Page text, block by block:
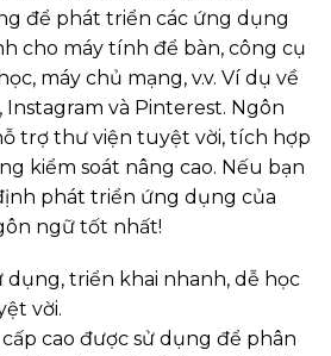
để phát triển các ứng dụng
cho máy tính để bàn, công cụ
máy chủ mạng, v.v. Ví dụ về
và Pinterest. Ngôn
trợ thư viện tuyệt vời, tích hợp
kiểm soát nâng cao. Nếu bạn
phát triển ứng dụng của
ngữ tốt nhất!
dụng, triển khai nhanh, dễ học
vời.
cao được sử dụng để phân